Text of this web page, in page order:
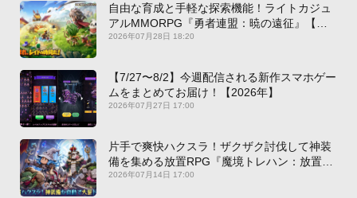
自由な育成と手軽な探索機能！ライトカジュ
アルMMORPG『勇者連盟：暁の遠征』【最
新作PICKUP】
2026年07月28日 18:20
【7/27〜8/2】今週配信される新作スマホゲー
ムをまとめてお届け！【2026年】
2026年07月27日 17:00
片手で爽快ハクスラ！ザクザク討伐して神装
備を集める放置RPG『魔境トレハン：放置で
神装備』【最新作PICKUP】
2026年07月14日 17:00